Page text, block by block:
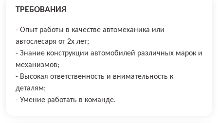
ТРЕБОВАНИЯ
- Опыт работы в качестве автомеханика или
автослесаря от 2х лет;
- Знание конструкции автомобилей различных марок и
механизмов;
- Высокая ответственность и внимательность к
деталям;
- Умение работать в команде.